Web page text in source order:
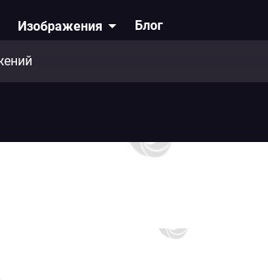
Изображения Блог